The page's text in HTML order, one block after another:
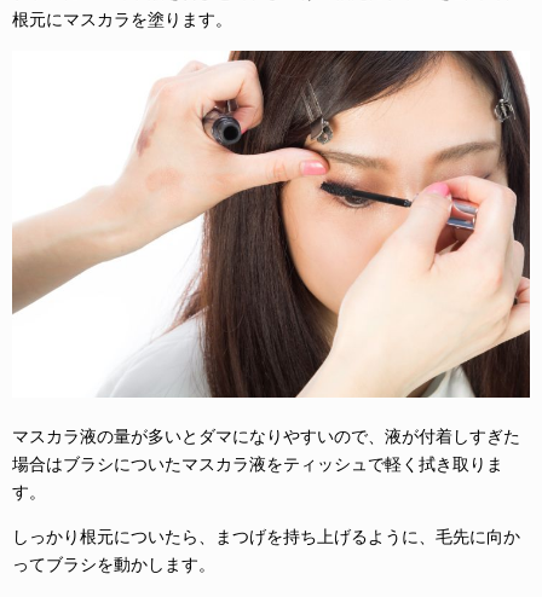
根元にマスカラを塗ります。
マスカラ液の量が多いとダマになりやすいので、液が付着しすぎた
場合はブラシについたマスカラ液をティッシュで軽く拭き取りま
す。
しっかり根元についたら、まつげを持ち上げるように、毛先に向か
ってブラシを動かします。